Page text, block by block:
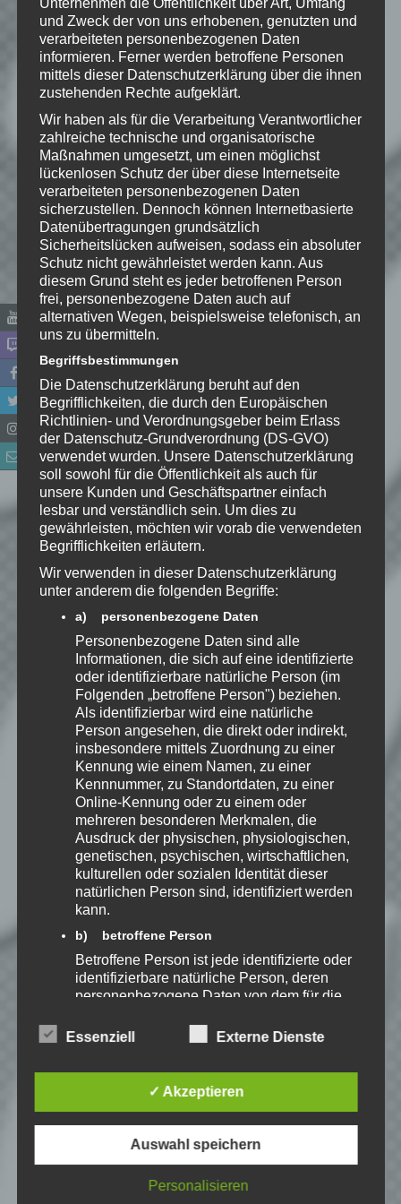
Wie gefällt dir dieser Beitrag?
Klicke hier und lasse
eine Bewertung da!
Schreibe einen Kommentar
Deine E-Mail-Adresse wird nicht
veröffentlicht. Erforderliche Felder
sind mit*markiert
Kommentar*
Name *
E-Mail-Adresse*
Website
Ich habe die
Datenschutzerklärungzur
Kenntnis genommen. Ich stimme
zu, dass meine Angaben dauerhaft
gespeichert werden.
Benachrichtige mich über
nachfolgende Kommentare via E-
Mail.
Benachrichtige mich über neue
Beiträge via E-Mail.
Speedy
gerne Strategie, Aufbau und
Puzzle-Spiele. Als Gründer
Berichte zu meinen Spiele-Favoriten und
Tutorials zu Themen rund um Web-
Erfahre mehr über Speedy auf:
und Zweck der von uns erhobenen, genutzten und
verarbeiteten personenbezogenen Daten
informieren. Ferner werden betroffene Personen
mittels dieser Datenschutzerklärung über die ihnen
zustehenden Rechte aufgeklärt.
Wir haben als für die Verarbeitung Verantwortlicher
zahlreiche technische und organisatorische
Maßnahmen umgesetzt, um einen möglichst
lückenlosen Schutz der über diese Internetseite
verarbeiteten personenbezogenen Daten
sicherzustellen. Dennoch können Internetbasierte
Datenübertragungen grundsätzlich
Sicherheitslücken aufweisen, sodass ein absoluter
Schutz nicht gewährleistet werden kann. Aus
diesem Grund steht es jeder betroffenen Person
frei, personenbezogene Daten auch auf
alternativen Wegen, beispielsweise telefonisch, an
uns zu übermitteln.
Begriffsbestimmungen
Die Datenschutzerklärung beruht auf den
Begrifflichkeiten, die durch den Europäischen
Richtlinien- und Verordnungsgeber beim Erlass
der Datenschutz-Grundverordnung (DS-GVO)
verwendet wurden. Unsere Datenschutzerklärung
soll sowohl für die Öffentlichkeit als auch für
unsere Kunden und Geschäftspartner einfach
lesbar und verständlich sein. Um dies zu
gewährleisten, möchten wir vorab die verwendeten
Begrifflichkeiten erläutern.
Wir verwenden in dieser Datenschutzerklärung
unter anderem die folgenden Begriffe:
a) personenbezogene Daten
Personenbezogene Daten sind alle
Informationen, die sich auf eine identifizierte
oder identifizierbare natürliche Person (im
Folgenden „betroffene Person") beziehen.
Als identifizierbar wird eine natürliche
Person angesehen, die direkt oder indirekt,
insbesondere mittels Zuordnung zu einer
Kennung wie einem Namen, zu einer
Kennnummer, zu Standortdaten, zu einer
Online-Kennung oder zu einem oder
mehreren besonderen Merkmalen, die
Ausdruck der physischen, physiologischen,
genetischen, psychischen, wirtschaftlichen,
kulturellen oder sozialen Identität dieser
natürlichen Person sind, identifiziert werden
kann.
b) betroffene Person
Betroffene Person ist jede identifizierte oder
identifizierbare natürliche Person, deren
personenbezogene Daten von dem für die
werden.
automatisierter Verfahren ausgeführte
Zusammenhang mit personenbezogenen
Daten wie das Erheben, das Erfassen, die
die Anpassung oder Veränderung, das
Essenziell Externe Dienste
✓ Akzeptieren
Auswahl speichern
Personalisieren